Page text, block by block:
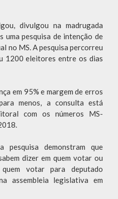
divulgou na madrugada
pesquisa de intenção de
no MS. A pesquisa percorreu
1200 eleitores entre os dias
em 95% e margem de erros
menos, a consulta está
com os números MS-
pesquisa demonstram que
dizer em quem votar ou
votar para deputado
assembleia legislativa em